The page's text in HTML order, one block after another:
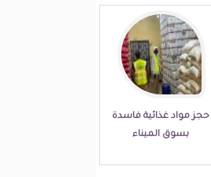
حجز مواد غذائية فاسدة
بسوق الميناء